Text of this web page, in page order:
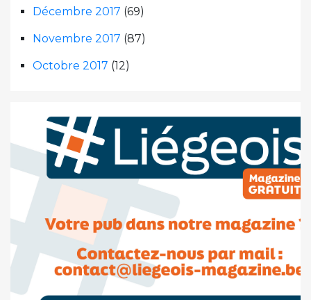
Décembre 2017 (69)
Novembre 2017 (87)
Octobre 2017 (12)